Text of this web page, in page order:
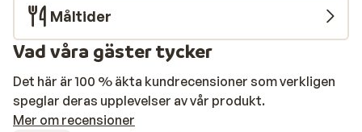
Måltider
Vad våra gäster tycker
Det här är 100 % äkta kundrecensioner som verkligen
speglar deras upplevelser av vår produkt.
Mer om recensioner